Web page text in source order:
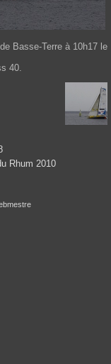
Basse-Terre à 10h17 le
40.
Rhum 2010